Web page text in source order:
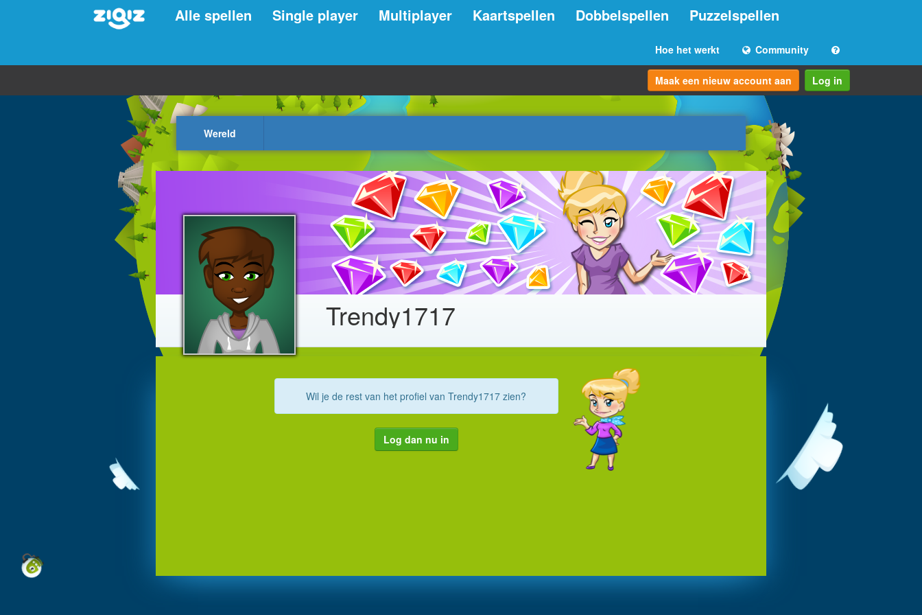
Alle spellen Single player Multiplayer Kaartspellen Dobbelspellen Puzzelspellen
Hoe het werkt Community
Maak een nieuw account aan Log in
Wereld
Trendy1717
Wil je de rest van het profiel van Trendy1717 zien?
Log dan nu in